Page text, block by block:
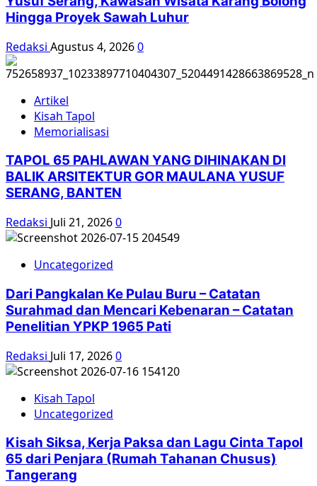
Hingga Proyek Sawah Luhur
Redaksi Agustus 4, 20260
Artikel
Kisah Tapol
Memorialisasi
TAPOL 65 PAHLAWAN YANG DIHINAKAN DI
BALIK ARSITEKTUR GOR MAULANA YUSUF
SERANG, BANTEN
Redaksi Juli 21, 20260
Uncategorized
Dari Pangkalan Ke Pulau Buru – Catatan
Surahmad dan Mencari Kebenaran – Catatan
Penelitian YPKP 1965 Pati
Redaksi Juli 17, 20260
Kisah Tapol
Uncategorized
Kisah Siksa, Kerja Paksa dan Lagu Cinta Tapol
65 dari Penjara (Rumah Tahanan Chusus)
Tangerang